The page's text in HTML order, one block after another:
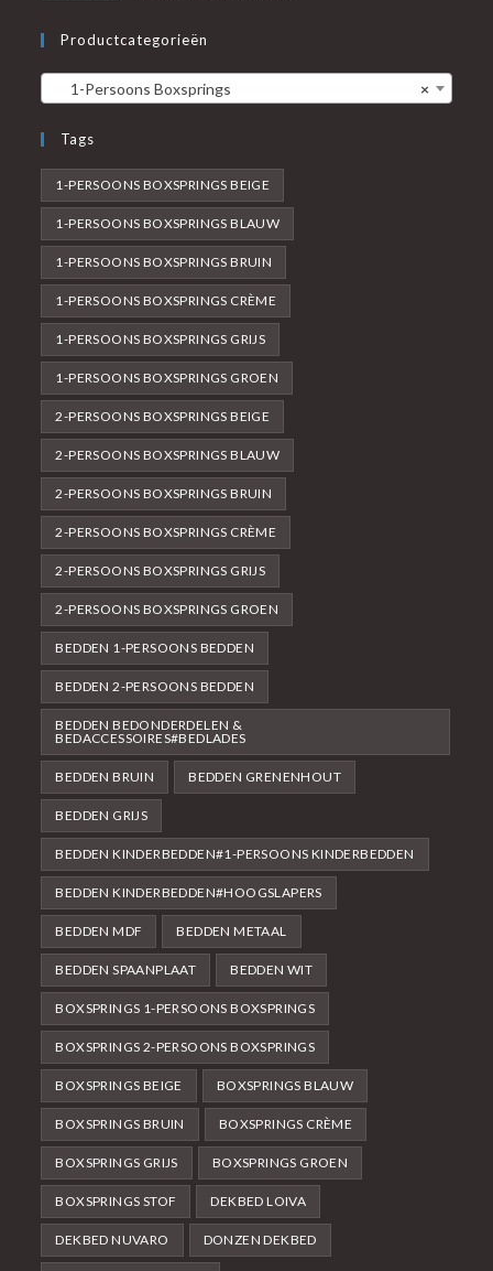
Productcategorieën
×
1-Persoons Boxsprings
Tags
1-PERSOONS BOXSPRINGS BEIGE
1-PERSOONS BOXSPRINGS BLAUW
1-PERSOONS BOXSPRINGS BRUIN
1-PERSOONS BOXSPRINGS CRÈME
1-PERSOONS BOXSPRINGS GRIJS
1-PERSOONS BOXSPRINGS GROEN
2-PERSOONS BOXSPRINGS BEIGE
2-PERSOONS BOXSPRINGS BLAUW
2-PERSOONS BOXSPRINGS BRUIN
2-PERSOONS BOXSPRINGS CRÈME
2-PERSOONS BOXSPRINGS GRIJS
2-PERSOONS BOXSPRINGS GROEN
BEDDEN 1-PERSOONS BEDDEN
BEDDEN 2-PERSOONS BEDDEN
BEDDEN BEDONDERDELEN &
BEDACCESSOIRES#BEDLADES
BEDDEN BRUIN BEDDEN GRENENHOUT
BEDDEN GRIJS
BEDDEN KINDERBEDDEN#1-PERSOONS KINDERBEDDEN
BEDDEN KINDERBEDDEN#HOOGSLAPERS
BEDDEN MDF BEDDEN METAAL
BEDDEN SPAANPLAAT BEDDEN WIT
BOXSPRINGS 1-PERSOONS BOXSPRINGS
BOXSPRINGS 2-PERSOONS BOXSPRINGS
BOXSPRINGS BEIGE BOXSPRINGS BLAUW
BOXSPRINGS BRUIN BOXSPRINGS CRÈME
BOXSPRINGS GRIJS BOXSPRINGS GROEN
BOXSPRINGS STOF DEKBED LOIVA
DEKBED NUVARO DONZEN DEKBED